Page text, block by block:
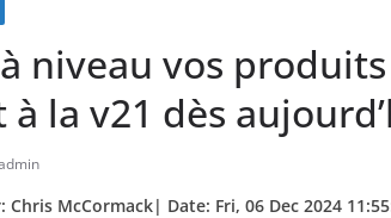
niveau vos
à la v21 dès
McCormack| Date: Fri, 06 Dec 2024